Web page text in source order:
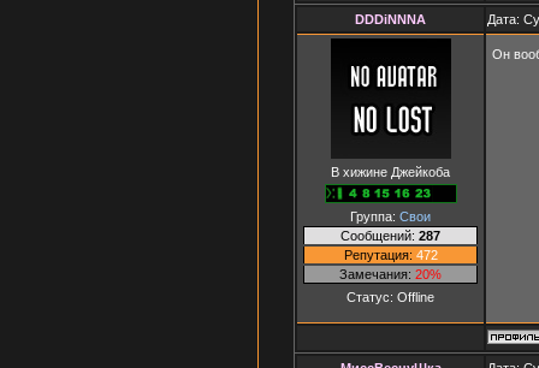
DDDiNNNA Дата:
В хижине Джейкоба
Группа: Свои
Сообщений: 287
Репутация: 472
Замечания: 20%
Статус: Offline
Он